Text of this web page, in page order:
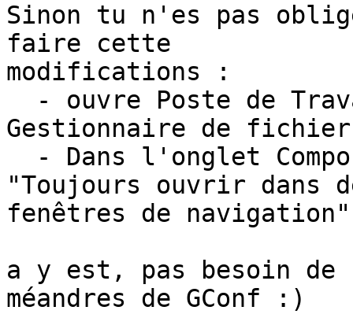
Sinon tu n'es pas
faire cette
modifications :
Gestionnaire de
"Toujours ouvrir dans
fenêtres de navigation"
a y est, pas besoin de
méandres de GConf :)